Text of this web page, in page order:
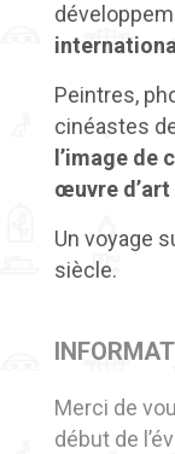
Peintres,
cinéastes
l’image de
œuvre
Un voyage
siècle.
Merci de
début de